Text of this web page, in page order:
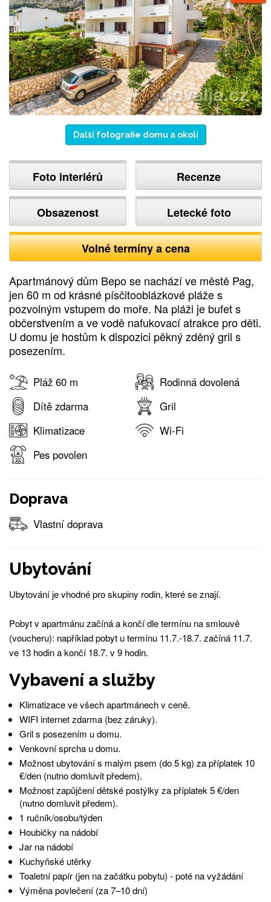
Další fotografie domu a okolí
Foto interiérů
Obsazenost
Recenze
Letecké foto
Volné termíny a cena
Apartmánový dům Bepo se nachází ve městě Pag,
jen 60 m od krásné písčitooblázkové pláže s
pozvolným vstupem do moře. Na pláži je bufet s
občerstvením a ve vodě nafukovací atrakce pro děti.
U domu je hostům k dispozici pěkný zděný gril s
posezením.
Pláž 60 m
Rodinná dovolená
Dítě zdarma
Gril
Klimatizace
Wi-Fi
Pes povolen
Doprava
Vlastní doprava
Ubytování
Ubytování je vhodné pro skupiny rodin, které se znají.
Pobyt v apartmánu začíná a končí dle termínu na smlouvě
(voucheru): například pobyt u termínu 11.7.-18.7. začíná 11.7.
ve 13 hodin a končí 18.7. v 9 hodin.
Vybavení a služby
Klimatizace ve všech apartmánech v ceně.
WIFI internet zdarma (bez záruky).
Gril s posezením u domu.
Venkovní sprcha u domu.
Možnost ubytování s malým psem (do 5 kg) za příplatek 10
€/den (nutno domluvit předem).
Možnost zapůjčení dětské postýlky za příplatek 5 €/den
(nutno domluvit předem).
1 ručník/osobu/týden
Houbičky na nádobí
Jar na nádobí
Kuchyňské utěrky
Toaletní papír (jen na začátku pobytu) - poté na vyžádání
Výměna povlečení (za 7–10 dní)